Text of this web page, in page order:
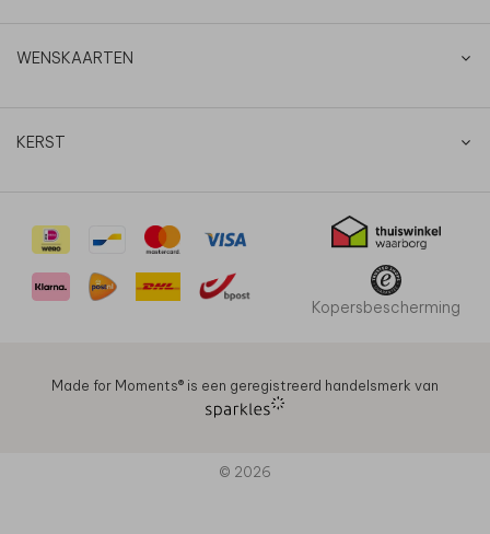
WENSKAARTEN
KERST
Kopersbescherming
Made for Moments®️ is een geregistreerd handelsmerk van
© 2026